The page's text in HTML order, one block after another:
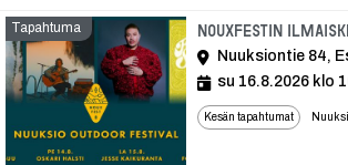
Tapahtuma Nouxfestin
Nuuksiontie 84,
su 16.8.2026 klo
Kesän tapahtumat